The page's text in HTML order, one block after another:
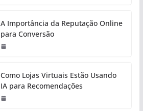
A Importância da Reputação Online
para Conversão
Como Lojas Virtuais Estão Usando
IA para Recomendações